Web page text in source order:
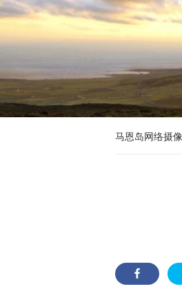
马恩岛网络摄